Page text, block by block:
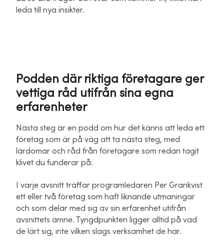
leda till nya insikter.
Podden där riktiga företagare ger
vettiga råd utifrån sina egna
erfarenheter
Nästa steg är en podd om hur det känns att leda ett
företag som är på väg att ta nästa steg, med
lärdomar och råd från företagare som redan tagit
klivet du funderar på.
I varje avsnitt träffar programledaren Per Grankvist
ett eller två företag som haft liknande utmaningar
och som delar med sig av sin erfarenhet utifrån
avsnittets ämne. Tyngdpunkten ligger alltid på vad
de lärt sig, inte vilken slags verksamhet de har.